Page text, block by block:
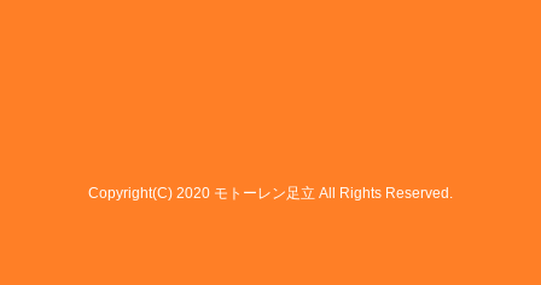
Copyright(C) 2020 モトーレン足立 All Rights Reserved.